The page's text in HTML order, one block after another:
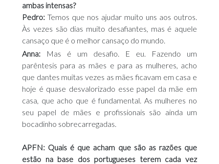
ambas intensas?
Pedro: Temos que nos ajudar muito uns aos outros.
Às vezes são dias muito desafiantes, mas é aquele
cansaço que é o melhor cansaço do mundo.
Anna: Mas é um desafio. E eu. Fazendo um
parêntesis para as mães e para as mulheres, acho
que dantes muitas vezes as mães ficavam em casa e
hoje é quase desvalorizado esse papel da mãe em
casa, que acho que é fundamental. As mulheres no
seu papel de mães e profissionais são ainda um
bocadinho sobrecarregadas.
APFN: Quais é que acham que são as razões que
estão na base dos portugueses terem cada vez